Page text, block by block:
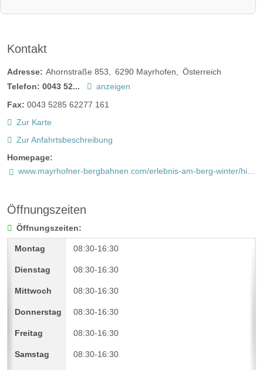
Kontakt
Adresse: Ahornstraße 853 6290 Mayrhofen
Österreich
Telefon: 0043 52...
anzeigen
Fax: 0043 5285 62277 161
Zur Karte
Zur Anfahrtsbeschreibung
Homepage:
www.mayrhofner-bergbahnen.com/erlebnis-am-berg-winter/highlights/kunstraum-am-ahorn/
Öffnungszeiten
Öffnungszeiten:
08:30-16:30
08:30-16:30
08:30-16:30
08:30-16:30
08:30-16:30
08:30-16:30